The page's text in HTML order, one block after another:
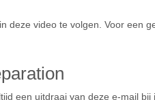
deze video te volgen. Voor een
een uitdraai van deze e-mail